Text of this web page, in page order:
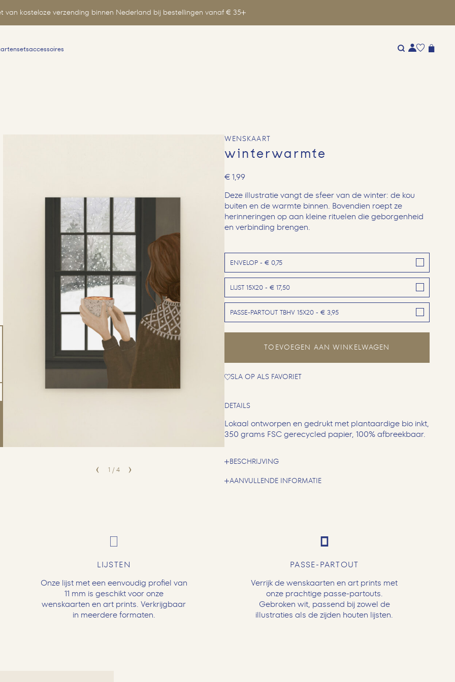
van kosteloze verzending binnen Nederland bij bestellingen vanaf € 35
accessoires
1 / 4
WENSKAART
winterwarmte
€1,99
Deze illustratie vangt de sfeer van de winter: de kou
buiten en de warmte binnen. Bovendien roept ze
herinneringen op aan kleine rituelen die geborgenheid
en verbinding brengen.
ENVELOP - € 0,75
LIJST 15X20 - € 17,50
PASSE-PARTOUT TBHV 15X20 - € 3,95
TOEVOEGEN AAN WINKELWAGEN
SLA OP ALS FAVORIET
DETAILS
Lokaal ontworpen en gedrukt met plantaardige bio inkt,
350 grams FSC gerecycled papier, 100% afbreekbaar.
BESCHRIJVING
AANVULLENDE INFORMATIE
LIJSTEN
Onze lijst met een eenvoudig profiel van
11 mm is geschikt voor onze
wenskaarten en art prints. Verkrijgbaar
in meerdere formaten.
PASSE-PARTOUT
Verrijk de wenskaarten en art prints met
onze prachtige passe-partouts.
Gebroken wit, passend bij zowel de
illustraties als de zijden houten lijsten.